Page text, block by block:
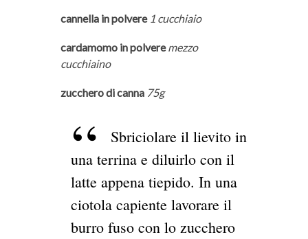
cannella in polvere 1 cucchiaio
cardamomo in polveremezzo
cucchiaino
zucchero di canna 75g
Sbriciolare il lievito in
una terrina e diluirlo con il
latte appena tiepido. In una
ciotola capiente lavorare il
burro fuso con lo zucchero